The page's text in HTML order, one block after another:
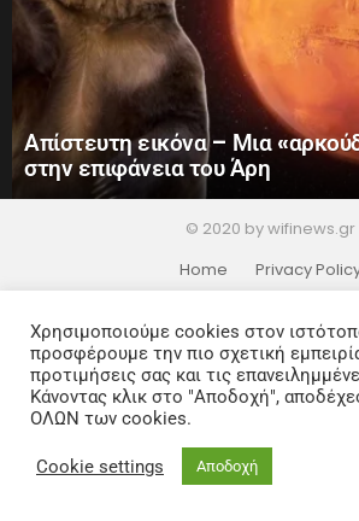
Απίστευτη εικόνα – Μια
στην επιφάνεια του Άρη
© 2020 by wifinews.gr
Home
Privacy
Χρησιμοποιούμε cookies στον
προσφέρουμε την πιο σχετική
προτιμήσεις σας και τις
Κάνοντας κλικ στο "Αποδοχή",
ΟΛΩΝ των cookies.
Cookie settings Αποδοχή